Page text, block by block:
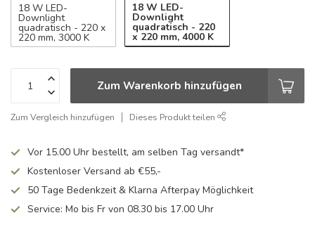
18 W LED-
Downlight
quadratisch - 220 x
220 mm, 3000 K
18 W LED-
Downlight
quadratisch - 220
x 220 mm, 4000 K
Zum Warenkorb hinzufügen
Zum Vergleich hinzufügen Dieses Produkt teilen
Vor 15.00 Uhr bestellt, am selben Tag versandt*
Kostenloser Versand ab €55,-
50 Tage Bedenkzeit & Klarna Afterpay Möglichkeit
Service: Mo bis Fr von 08.30 bis 17.00 Uhr